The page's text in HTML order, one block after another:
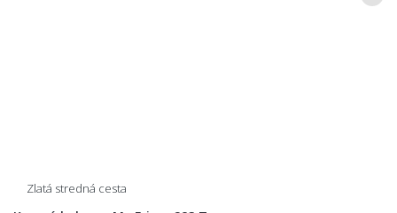
Zlatá stredná cesta